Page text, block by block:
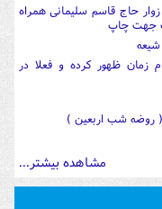
حاج قاسم سلیمانی همراه
جهت چاپ
زمان ظهور کرده و فعلا در
( روضه شب اربعین )
مشاهده بیشتر...